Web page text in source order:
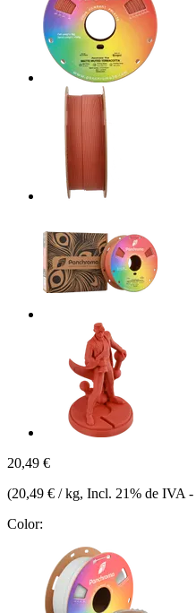
20,49 €
(20,49 € / kg, Incl. 21% de IVA -
Color: